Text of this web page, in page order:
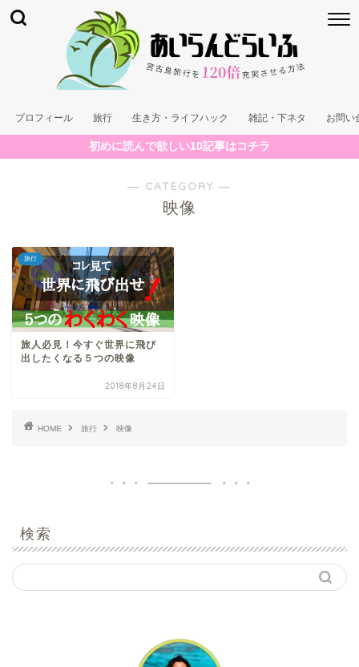
プロフィール 旅行 生き方・ライフハック 雑記・下ネタ お問い
初めに読んで欲しい10記事はコチラ
― CATEGORY ―
映像
旅行
旅人必見！今すぐ世界に飛び
出したくなる５つの映像
2018年8月24日
HOME 旅行 映像
検索